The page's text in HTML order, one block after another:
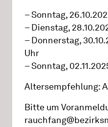
– Sonntag,
– Dienstag,
– Donnerstag,
Uhr
– Sonntag,
Altersempfehlung:
Bitte um